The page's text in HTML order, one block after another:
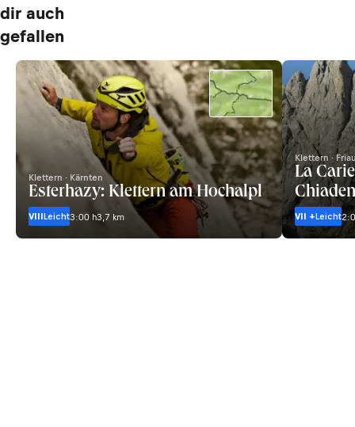
dir auch
gefallen
Klettern · Kärnten
Esterhazy: Klettern am Hochalpl
VIIILeicht3:00 h3,7 km
Klettern ·
La
VII +Leicht